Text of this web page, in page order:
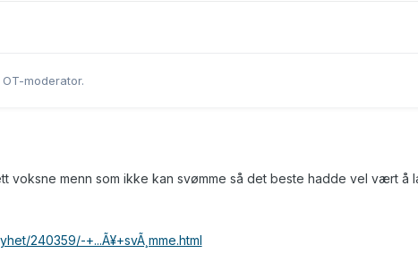
moderator.
voksne menn som ikke kan svømme så det beste hadde vel vært å
240359/-+...Ã¥+svÃ¸mme.html